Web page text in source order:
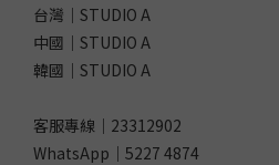
台灣｜STUDIO A
中國｜STUDIO A
韓國｜STUDIO A
客服專線｜23312902
WhatsApp｜ 5227 4874